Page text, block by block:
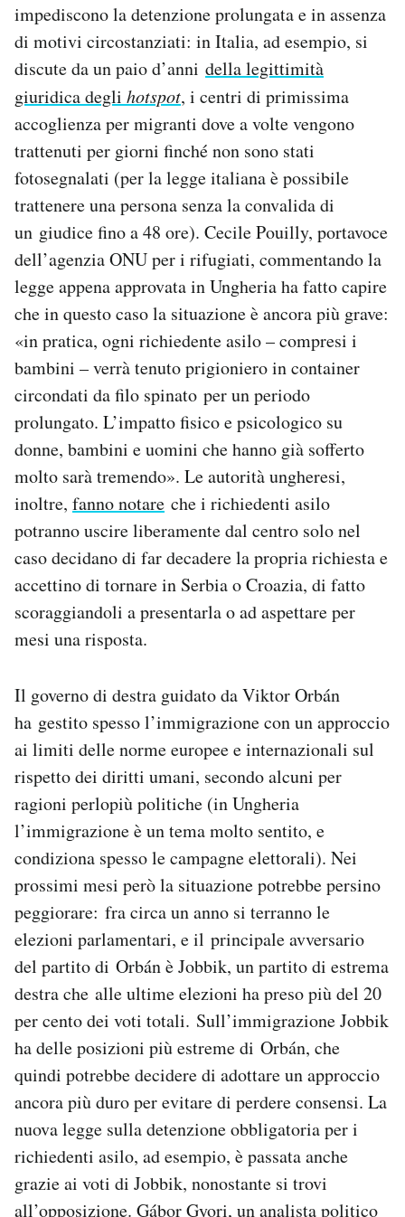
impediscono la detenzione prolungata e in assenza
di motivi circostanziati: in Italia, ad esempio, si
discute da un paio d’anni della legittimità
giuridica degli hotspot, i centri di primissima
accoglienza per migranti dove a volte vengono
trattenuti per giorni finché non sono stati
fotosegnalati (per la legge italiana è possibile
trattenere una persona senza la convalida di
un giudice fino a 48 ore). Cecile Pouilly, portavoce
dell’agenzia ONU per i rifugiati, commentando la
legge appena approvata in Ungheria ha fatto capire
che in questo caso la situazione è ancora più grave:
«in pratica, ogni richiedente asilo – compresi i
bambini – verrà tenuto prigioniero in container
circondati da filo spinato per un periodo
prolungato. L’impatto fisico e psicologico su
donne, bambini e uomini che hanno già sofferto
molto sarà tremendo». Le autorità ungheresi,
inoltre, fanno notare che i richiedenti asilo
potranno uscire liberamente dal centro solo nel
caso decidano di far decadere la propria richiesta e
accettino di tornare in Serbia o Croazia, di fatto
scoraggiandoli a presentarla o ad aspettare per
mesi una risposta.
Il governo di destra guidato da Viktor Orbán
ha gestito spesso l’immigrazione con un approccio
ai limiti delle norme europee e internazionali sul
rispetto dei diritti umani, secondo alcuni per
ragioni perlopiù politiche (in Ungheria
l’immigrazione è un tema molto sentito, e
condiziona spesso le campagne elettorali). Nei
prossimi mesi però la situazione potrebbe persino
peggiorare: fra circa un anno si terranno le
elezioni parlamentari, e il principale avversario
del partito di Orbán è Jobbik, un partito di estrema
destra che alle ultime elezioni ha preso più del 20
per cento dei voti totali. Sull’immigrazione Jobbik
ha delle posizioni più estreme di Orbán, che
quindi potrebbe decidere di adottare un approccio
ancora più duro per evitare di perdere consensi. La
nuova legge sulla detenzione obbligatoria per i
richiedenti asilo, ad esempio, è passata anche
grazie ai voti di Jobbik, nonostante si trovi
all’opposizione. Gábor Gyori, un analista politico